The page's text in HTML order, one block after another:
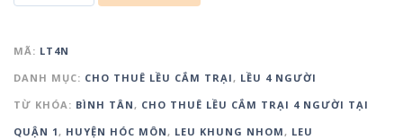
MÃ: LT4N
DANH MỤC: CHO THUÊ LỀU CẮM TRẠI, LỀU 4 NGƯỜI
TỪ KHÓA: BÌNH TÂN, CHO THUÊ LỀU CẮM TRẠI 4 NGƯỜI TẠI
QUẬN 1, HUYỆN HÓC MÔN, LEU KHUNG NHOM, LEU